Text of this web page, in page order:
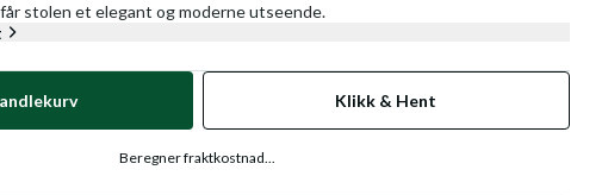
stolen et elegant og moderne utseende.
Klikk & Hent
Beregner fraktkostnad...